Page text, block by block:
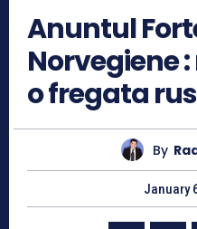
Anuntul
Norvegiene
o fregata
By
January